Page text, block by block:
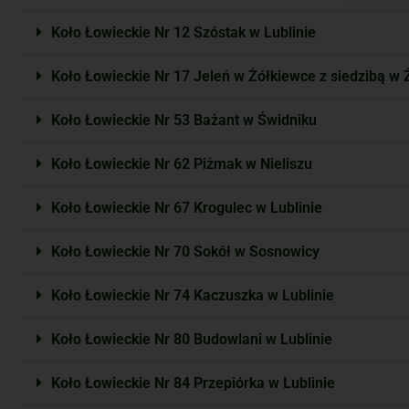
Koło Łowieckie Nr 12 Szóstak w Lublinie
Koło Łowieckie Nr 17 Jeleń w Żółkiewce z siedzibą w
Koło Łowieckie Nr 53 Bażant w Świdniku
Koło Łowieckie Nr 62 Piżmak w Nieliszu
Koło Łowieckie Nr 67 Krogulec w Lublinie
Koło Łowieckie Nr 70 Sokół w Sosnowicy
Koło Łowieckie Nr 74 Kaczuszka w Lublinie
Koło Łowieckie Nr 80 Budowlani w Lublinie
Koło Łowieckie Nr 84 Przepiórka w Lublinie